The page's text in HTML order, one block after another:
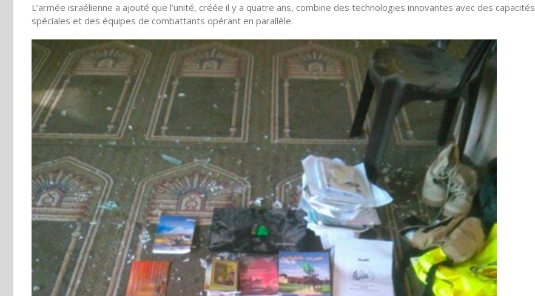
L’armée israélienne a ajouté que l’unité, créée il y a quatre ans, combine des technologies innovantes avec des capacités
spéciales et des équipes de combattants opérant en parallèle.